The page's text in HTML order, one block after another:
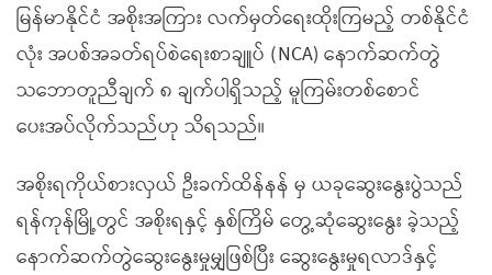
မြန်မာနိုင်ငံ အစိုးအကြား လက်မှတ်ရေးထိုးကြမည့် တစ်နိုင်ငံ
လုံး အပစ်အခတ်ရပ်စဲရေးစာချူပ် (NCA) နောက်ဆက်တွဲ
သဘောတူညီချက် ၈ ချက်ပါရှိသည့် မူကြမ်းတစ်စောင်
ပေးအပ်လိုက်သည်ဟု သိရသည်။
အစိုးရကိုယ်စားလှယ် ဦးခက်ထိန်နန် မှ ယခုဆွေးနွေးပွဲသည်
ရန်ကုန်မြို့တွင် အစိုးရနှင့် နှစ်ကြိမ် တွေ့ဆုံဆွေးနွေး ခဲ့သည့်
နောက်ဆက်တွဲဆွေးနွေးမှုမျှဖြစ်ပြီး ဆွေးနွေးမှုရလာဒ်နှင့်